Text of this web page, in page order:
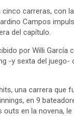
carreras, con
Campos
del capítulo.
por Willi García
-y sexta del juego-
una carrera que
en 9
en la novena,